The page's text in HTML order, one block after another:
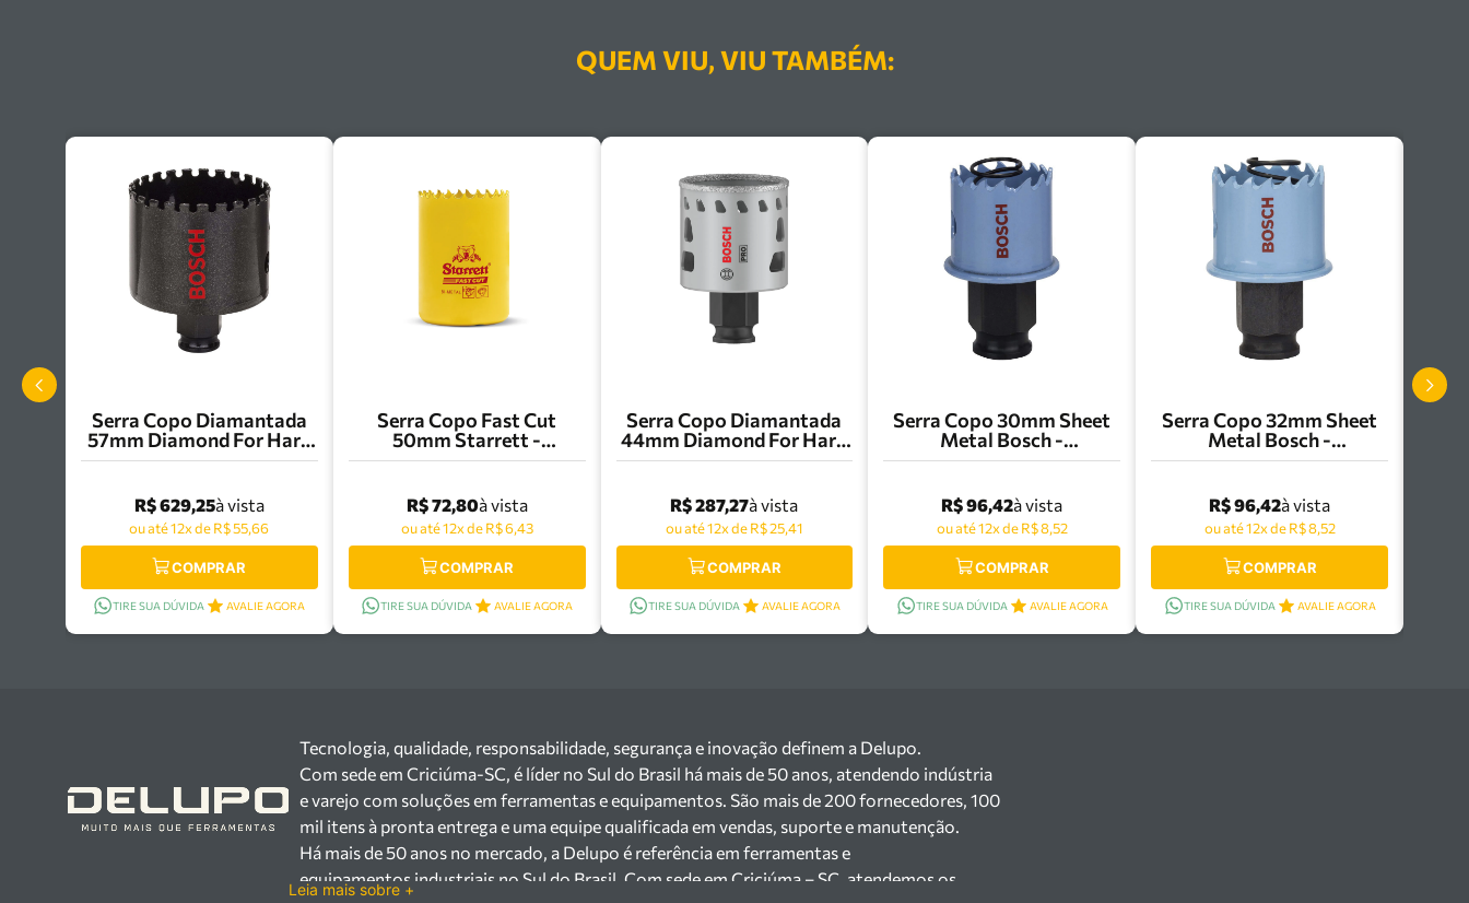
QUEM VIU, VIU TAMBÉM:
Serra Copo Diamantada
57mm Diamond For Hard
Ceramics Bosch -
R$ 629,25à vista
ou até 12x de R$ 55,66
COMPRAR
TIRE SUA DÚVIDA AVALIE AGORA
Serra Copo Fast Cut
50mm Starrett -
FCH050M-G
R$ 72,80à vista
ou até 12x de R$ 6,43
COMPRAR
TIRE SUA DÚVIDA AVALIE AGORA
Serra Copo Diamantada
44mm Diamond For Hard
Ceramics Bosch -
R$ 287,27à vista
ou até 12x de R$ 25,41
COMPRAR
TIRE SUA DÚVIDA AVALIE AGORA
Serra Copo 30mm Sheet
Metal Bosch -
2608584787
R$ 96,42à vista
ou até 12x de R$ 8,52
COMPRAR
TIRE SUA DÚVIDA AVALIE AGORA
Serra Copo 32mm Sheet
Metal Bosch -
2608584788
R$ 96,42à vista
ou até 12x de R$ 8,52
COMPRAR
TIRE SUA DÚVIDA AVALIE AGORA
Tecnologia, qualidade, responsabilidade, segurança e inovação definem a Delupo.
Com sede em Criciúma-SC, é líder no Sul do Brasil há mais de 50 anos, atendendo indústria
e varejo com soluções em ferramentas e equipamentos. São mais de 200 fornecedores, 100
mil itens à pronta entrega e uma equipe qualificada em vendas, suporte e manutenção.
Há mais de 50 anos no mercado, a Delupo é referência em ferramentas e
equipamentos industriais no Sul do Brasil. Com sede em Criciúma – SC, atendemos os
Leia mais sobre +